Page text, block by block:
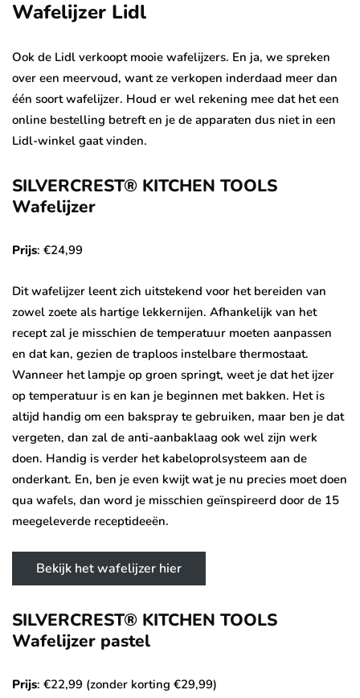
Wafelijzer Lidl
Ook de Lidl verkoopt mooie wafelijzers. En ja, we spreken
over een meervoud, want ze verkopen inderdaad meer dan
één soort wafelijzer. Houd er wel rekening mee dat het een
online bestelling betreft en je de apparaten dus niet in een
Lidl-winkel gaat vinden.
SILVERCREST® KITCHEN TOOLS
Wafelijzer
Prijs: €24,99
Dit wafelijzer leent zich uitstekend voor het bereiden van
zowel zoete als hartige lekkernijen. Afhankelijk van het
recept zal je misschien de temperatuur moeten aanpassen
en dat kan, gezien de traploos instelbare thermostaat.
Wanneer het lampje op groen springt, weet je dat het ijzer
op temperatuur is en kan je beginnen met bakken. Het is
altijd handig om een bakspray te gebruiken, maar ben je dat
vergeten, dan zal de anti-aanbaklaag ook wel zijn werk
doen. Handig is verder het kabeloprolsysteem aan de
onderkant. En, ben je even kwijt wat je nu precies moet doen
qua wafels, dan word je misschien geïnspireerd door de 15
meegeleverde receptideeën.
Bekijk het wafelijzer hier
SILVERCREST® KITCHEN TOOLS
Wafelijzer pastel
Prijs: €22,99 (zonder korting €29,99)